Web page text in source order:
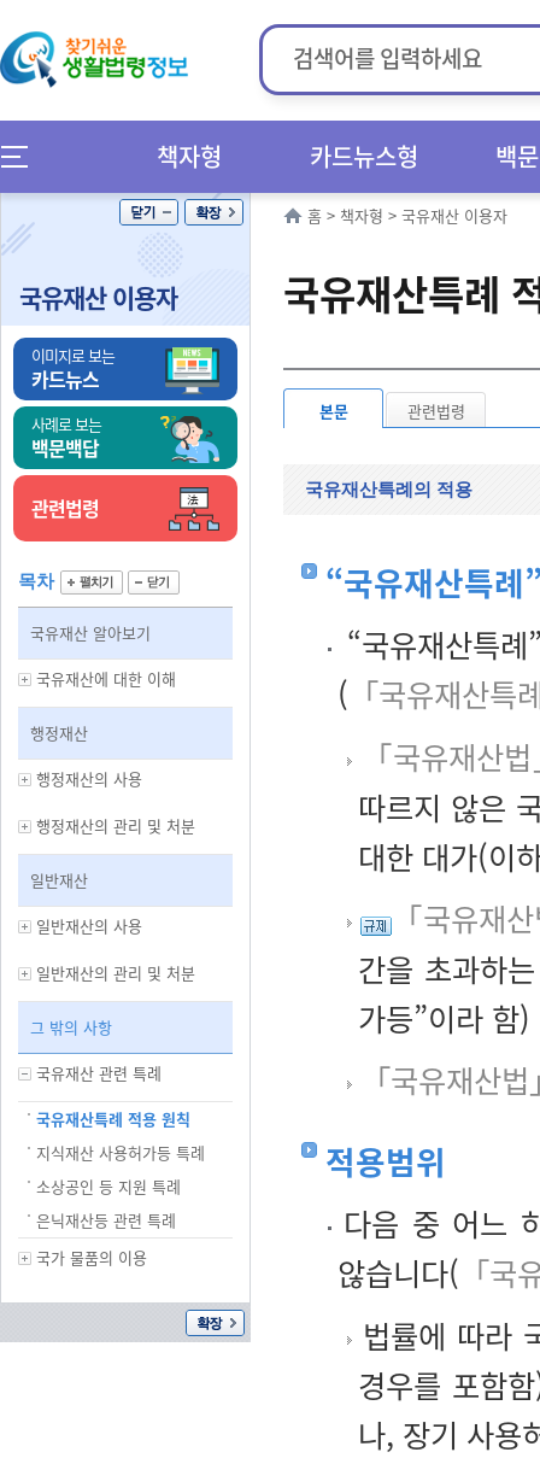
책자형 카드뉴스형 백
국유재산 이용자
이미지로 보는
카드뉴스
사례로 보는
백문백답
관련법령
목차
국유재산 알아보기
국유재산에 대한 이해
행정재산
행정재산의 사용
행정재산의 관리 및 처분
일반재산
일반재산의 사용
일반재산의 관리 및 처분
그 밖의 사항
국유재산 관련 특례
국유재산특례 적용 원칙
지식재산 사용허가등 특례
소상공인 등 지원 특례
은닉재산등 관련 특례
국가 물품의 이용
홈 > 책자형 > 국유재산 이용자
국유재산특례
본문 관련법령
국유재산특례의 적용
“국유재산특례
“국유재산특
( 「국유재산
「국유재산
따르지 않은
대한 대가(이
「국유재
간을 초과하
가등”이라 함)
「국유재산
적용범위
다음 중 어느
않습니다( 「
법률에 따라
경우를 포함
나, 장기 사용